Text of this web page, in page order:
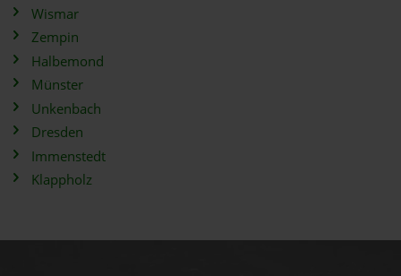
Wismar
Zempin
Halbemond
Münster
Unkenbach
Dresden
Immenstedt
Klappholz